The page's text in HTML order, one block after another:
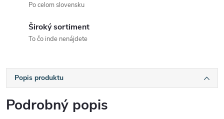
Po celom slovensku
Široký sortiment
To čo inde nenájdete
Popis produktu
Podrobný popis